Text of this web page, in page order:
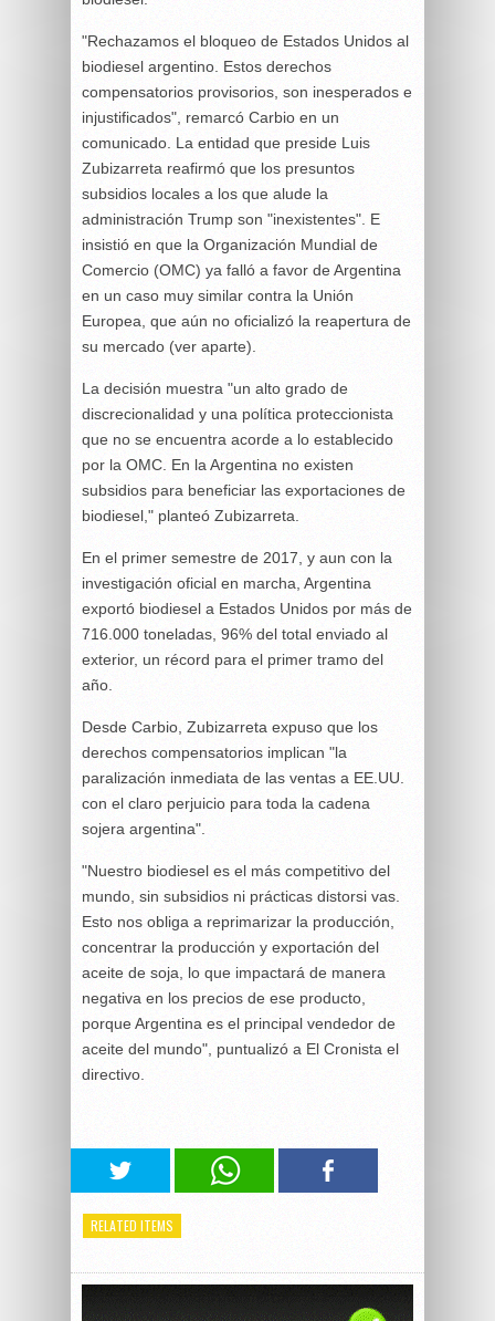
"Rechazamos el bloqueo de Estados Unidos al
biodiesel argentino. Estos derechos
compensatorios provisorios, son inesperados e
injustificados", remarcó Carbio en un
comunicado. La entidad que preside Luis
Zubizarreta reafirmó que los presuntos
subsidios locales a los que alude la
administración Trump son "inexistentes". E
insistió en que la Organización Mundial de
Comercio (OMC) ya falló a favor de Argentina
en un caso muy similar contra la Unión
Europea, que aún no oficializó la reapertura de
su mercado (ver aparte).
La decisión muestra "un alto grado de
discrecionalidad y una política proteccionista
que no se encuentra acorde a lo establecido
por la OMC. En la Argentina no existen
subsidios para beneficiar las exportaciones de
biodiesel," planteó Zubizarreta.
En el primer semestre de 2017, y aun con la
investigación oficial en marcha, Argentina
exportó biodiesel a Estados Unidos por más de
716.000 toneladas, 96% del total enviado al
exterior, un récord para el primer tramo del
año.
Desde Carbio, Zubizarreta expuso que los
derechos compensatorios implican "la
paralización inmediata de las ventas a EE.UU.
con el claro perjuicio para toda la cadena
sojera argentina".
"Nuestro biodiesel es el más competitivo del
mundo, sin subsidios ni prácticas distorsi vas.
Esto nos obliga a reprimarizar la producción,
concentrar la producción y exportación del
aceite de soja, lo que impactará de manera
negativa en los precios de ese producto,
porque Argentina es el principal vendedor de
aceite del mundo", puntualizó a El Cronista el
directivo.
RELATED ITEMS